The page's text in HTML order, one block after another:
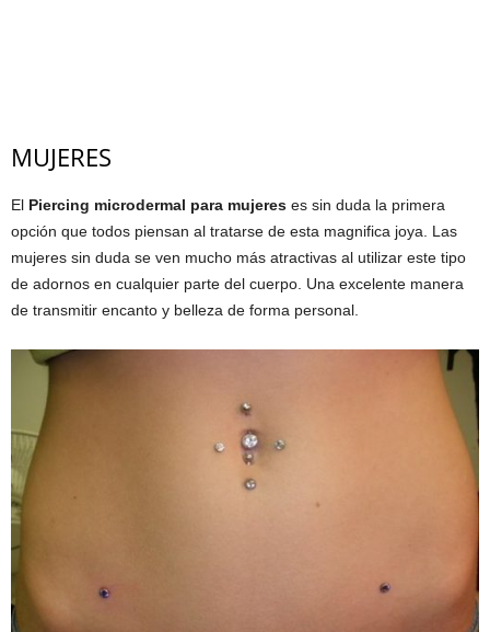
MUJERES
El Piercing microdermal para mujeres es sin duda la primera
opción que todos piensan al tratarse de esta magnifica joya. Las
mujeres sin duda se ven mucho más atractivas al utilizar este tipo
de adornos en cualquier parte del cuerpo. Una excelente manera
de transmitir encanto y belleza de forma personal.